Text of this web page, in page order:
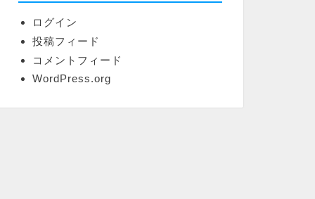
ログイン
投稿フィード
コメントフィード
WordPress.org